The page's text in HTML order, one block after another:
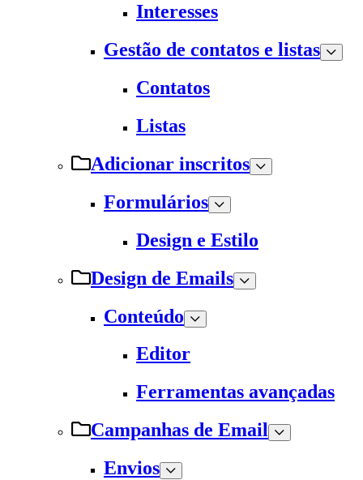
Interesses
Gestão de contatos e listas
Contatos
Listas
Adicionar inscritos
Formulários
Design e Estilo
Design de Emails
Conteúdo
Editor
Ferramentas avançadas
Campanhas de Email
Envios